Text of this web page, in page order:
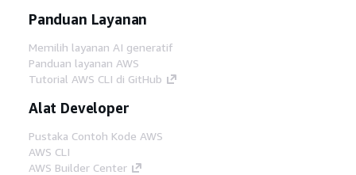
Panduan Layanan
Memilih layanan AI generatif
Panduan layanan AWS
Tutorial AWS CLI di GitHub
Alat Developer
Pustaka Contoh Kode AWS
AWS CLI
AWS Builder Center